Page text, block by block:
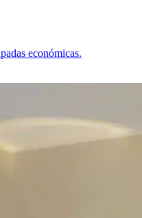
económicas.